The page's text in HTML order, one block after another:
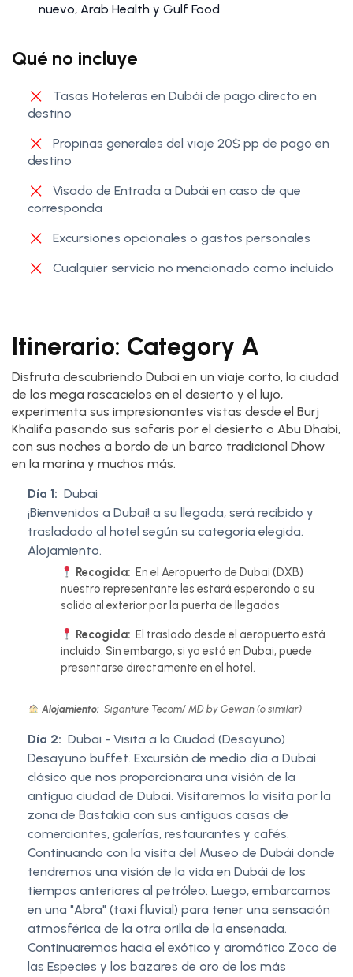
nuevo, Arab Health y Gulf Food
Qué no incluye
Tasas Hoteleras en Dubái de pago directo en
destino
Propinas generales del viaje 20$ pp de pago en
destino
Visado de Entrada a Dubái en caso de que
corresponda
Excursiones opcionales o gastos personales
Cualquier servicio no mencionado como incluido
Itinerario: Category A
Disfruta descubriendo Dubai en un viaje corto, la ciudad
de los mega rascacielos en el desierto y el lujo,
experimenta sus impresionantes vistas desde el Burj
Khalifa pasando sus safaris por el desierto o Abu Dhabi,
con sus noches a bordo de un barco tradicional Dhow
en la marina y muchos más.
Día 1: Dubai
¡Bienvenidos a Dubai! a su llegada, será recibido y
trasladado al hotel según su categoría elegida.
Alojamiento.
Recogida: En el Aeropuerto de Dubai (DXB)
nuestro representante les estará esperando a su
salida al exterior por la puerta de llegadas
Recogida: El traslado desde el aeropuerto está
incluido. Sin embargo, si ya está en Dubai, puede
presentarse directamente en el hotel.
Alojamiento: Siganture Tecom/ MD by Gewan (o similar)
Día 2: Dubai - Visita a la Ciudad (Desayuno)
Desayuno buffet. Excursión de medio día a Dubái
clásico que nos proporcionara una visión de la
antigua ciudad de Dubái. Visitaremos la visita por la
zona de Bastakia con sus antiguas casas de
comerciantes, galerías, restaurantes y cafés.
Continuando con la visita del Museo de Dubái donde
tendremos una visión de la vida en Dubái de los
tiempos anteriores al petróleo. Luego, embarcamos
en una "Abra" (taxi fluvial) para tener una sensación
atmosférica de la otra orilla de la ensenada.
Continuaremos hacia el exótico y aromático Zoco de
las Especies y los bazares de oro de los más